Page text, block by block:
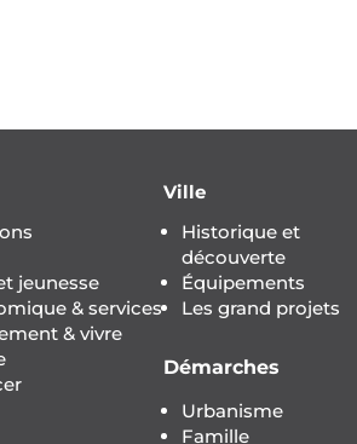
jeunesse
& services
& vivre
Ville
Historique et
découverte
Équipements
Les grand projets
Démarches
Urbanisme
Famille